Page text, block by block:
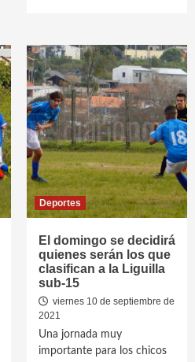
Deportes
El domingo se decidirá
quienes serán los que
clasifican a la Liguilla
sub-15
viernes 10 de septiembre de
2021
Una jornada muy
importante para los chicos